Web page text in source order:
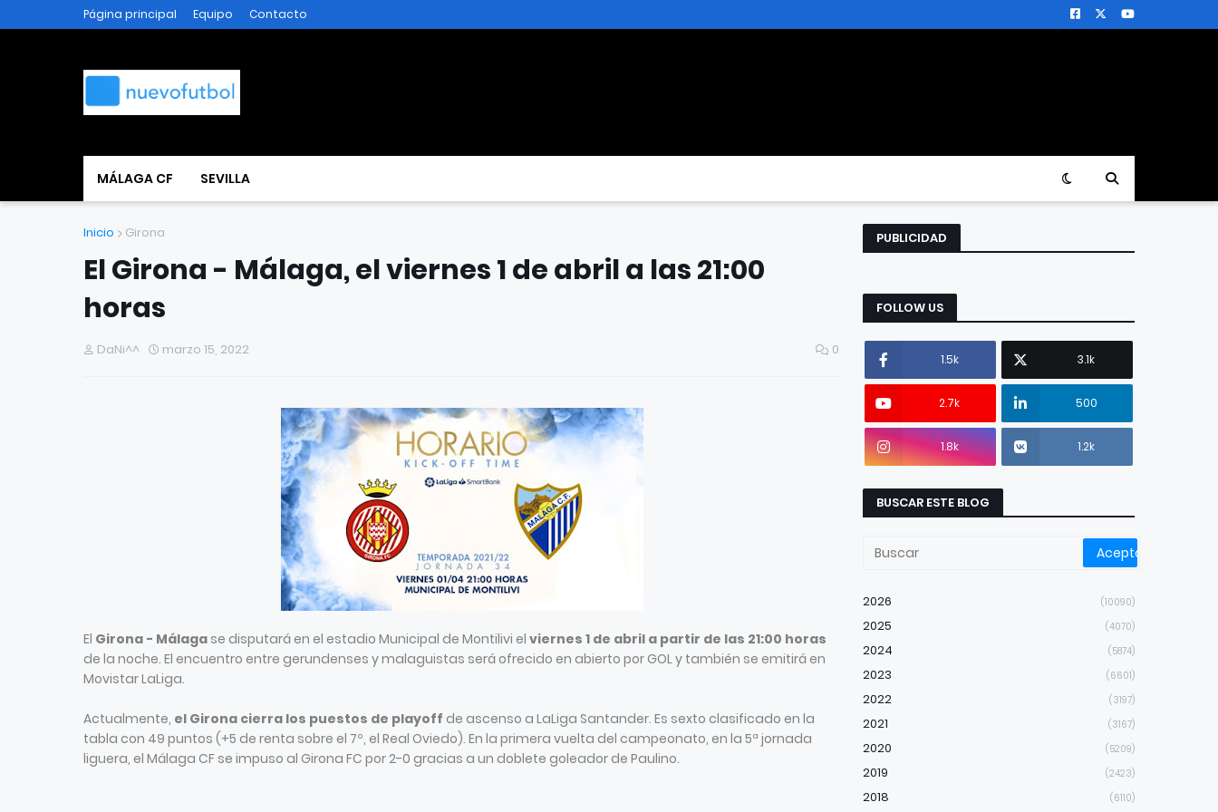
Página principal Equipo Contacto
MÁLAGA CF SEVILLA
Inicio Girona
El Girona - Málaga, el viernes 1 de abril a las 21:00
horas
DaNi^^ marzo 15, 2022 0
El Girona - Málaga se disputará en el estadio Municipal de Montilivi el viernes 1 de abril a partir de las 21:00 horas
de la noche. El encuentro entre gerundenses y malaguistas será ofrecido en abierto por GOL y también se emitirá en
Movistar LaLiga.
Actualmente, el Girona cierra los puestos de playoff de ascenso a LaLiga Santander. Es sexto clasificado en la
tabla con 49 puntos (+5 de renta sobre el 7º, el Real Oviedo). En la primera vuelta del campeonato, en la 5ª jornada
liguera, el Málaga CF se impuso al Girona FC por 2-0 gracias a un doblete goleador de Paulino.
PUBLICIDAD
FOLLOW US
1.5k 3.1k
2.7k 500
1.8k 1.2k
BUSCAR ESTE BLOG
2026 (10090)
2025 (4070)
2024 (5874)
2023 (6601)
2022 (3197)
2021 (3167)
2020 (5209)
2019 (2423)
2018 (6110)